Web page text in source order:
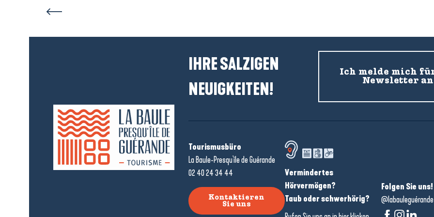
IHRE SALZIGEN
NEUIGKEITEN!
Ich melde mich
Newsletter an
Tourismusbüro
La Baule-Presqu'île de Guérande
02 40 24 34 44
Kontaktieren
Sie uns
Vermindertes
Hörvermögen?
Taub oder schwerhörig?
Folgen Sie uns!
@labauleguérande